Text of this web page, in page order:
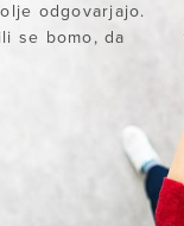
odgovarjajo.
se bomo, da